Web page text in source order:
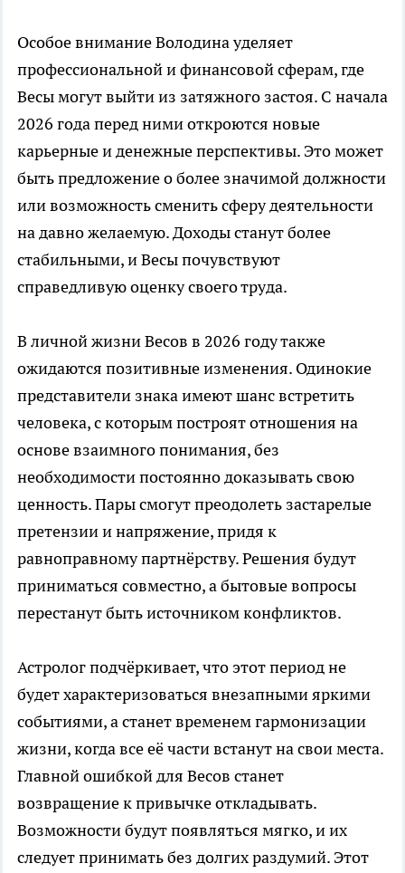
Особое внимание Володина уделяет
профессиональной и финансовой сферам, где
Весы могут выйти из затяжного застоя. С начала
2026 года перед ними откроются новые
карьерные и денежные перспективы. Это может
быть предложение о более значимой должности
или возможность сменить сферу деятельности
на давно желаемую. Доходы станут более
стабильными, и Весы почувствуют
справедливую оценку своего труда.
В личной жизни Весов в 2026 году также
ожидаются позитивные изменения. Одинокие
представители знака имеют шанс встретить
человека, с которым построят отношения на
основе взаимного понимания, без
необходимости постоянно доказывать свою
ценность. Пары смогут преодолеть застарелые
претензии и напряжение, придя к
равноправному партнёрству. Решения будут
приниматься совместно, а бытовые вопросы
перестанут быть источником конфликтов.
Астролог подчёркивает, что этот период не
будет характеризоваться внезапными яркими
событиями, а станет временем гармонизации
жизни, когда все её части встанут на свои места.
Главной ошибкой для Весов станет
возвращение к привычке откладывать.
Возможности будут появляться мягко, и их
следует принимать без долгих раздумий. Этот